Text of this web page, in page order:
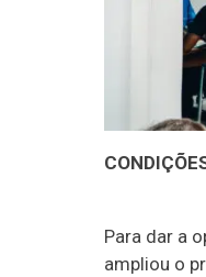
Para dar a
ampliou o